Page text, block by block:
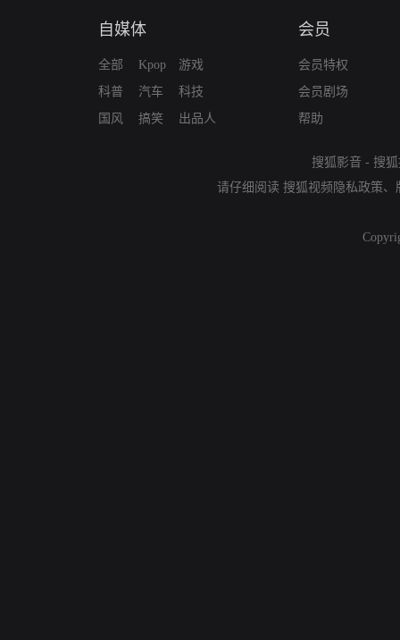
自媒体
全部
科普
国风
Kpop
汽车
搞笑
游戏
科技
出品人
会员
会员特权
会员剧场
帮助
搜狐影音 - 搜
请仔细阅读 搜狐视频隐私政策、